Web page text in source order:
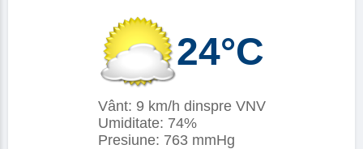
24°C
Vânt: 9 km/h dinspre VNV
Umiditate: 74%
Presiune: 763 mmHg